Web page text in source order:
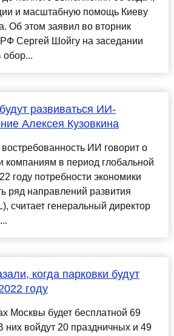
и масштабную помощь Киеву
Об этом заявил во вторник
Сергей Шойгу на заседании
обор...
развиваться ИИ-
Алексея Кузовкина
ИИ говорит о
компаниям в период глобальной
году потребности экономики
ряд направлений развития
считает генеральный директор
когда парковки будут
году
Москвы будет бесплатной 69
них войдут 20 праздничных и 49